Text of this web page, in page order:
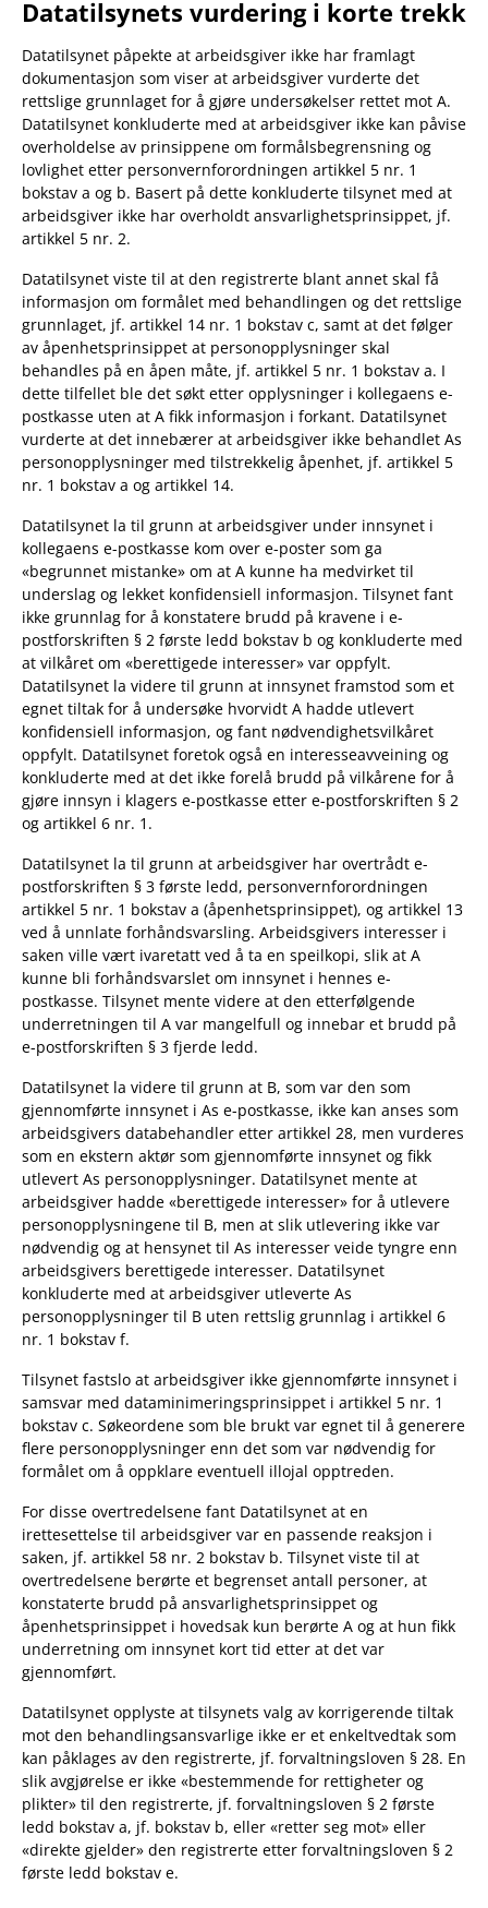
Datatilsynets vurdering i korte trekk
Datatilsynet påpekte at arbeidsgiver ikke har framlagt
dokumentasjon som viser at arbeidsgiver vurderte det
rettslige grunnlaget for å gjøre undersøkelser rettet mot A.
Datatilsynet konkluderte med at arbeidsgiver ikke kan påvise
overholdelse av prinsippene om formålsbegrensning og
lovlighet etter personvernforordningen artikkel 5 nr. 1
bokstav a og b. Basert på dette konkluderte tilsynet med at
arbeidsgiver ikke har overholdt ansvarlighetsprinsippet, jf.
artikkel 5 nr. 2.
Datatilsynet viste til at den registrerte blant annet skal få
informasjon om formålet med behandlingen og det rettslige
grunnlaget, jf. artikkel 14 nr. 1 bokstav c, samt at det følger
av åpenhetsprinsippet at personopplysninger skal
behandles på en åpen måte, jf. artikkel 5 nr. 1 bokstav a. I
dette tilfellet ble det søkt etter opplysninger i kollegaens e-
postkasse uten at A fikk informasjon i forkant. Datatilsynet
vurderte at det innebærer at arbeidsgiver ikke behandlet As
personopplysninger med tilstrekkelig åpenhet, jf. artikkel 5
nr. 1 bokstav a og artikkel 14.
Datatilsynet la til grunn at arbeidsgiver under innsynet i
kollegaens e-postkasse kom over e-poster som ga
«begrunnet mistanke» om at A kunne ha medvirket til
underslag og lekket konfidensiell informasjon. Tilsynet fant
ikke grunnlag for å konstatere brudd på kravene i e-
postforskriften § 2 første ledd bokstav b og konkluderte med
at vilkåret om «berettigede interesser» var oppfylt.
Datatilsynet la videre til grunn at innsynet framstod som et
egnet tiltak for å undersøke hvorvidt A hadde utlevert
konfidensiell informasjon, og fant nødvendighetsvilkåret
oppfylt. Datatilsynet foretok også en interesseavveining og
konkluderte med at det ikke forelå brudd på vilkårene for å
gjøre innsyn i klagers e-postkasse etter e-postforskriften § 2
og artikkel 6 nr. 1.
Datatilsynet la til grunn at arbeidsgiver har overtrådt e-
postforskriften § 3 første ledd, personvernforordningen
artikkel 5 nr. 1 bokstav a (åpenhetsprinsippet), og artikkel 13
ved å unnlate forhåndsvarsling. Arbeidsgivers interesser i
saken ville vært ivaretatt ved å ta en speilkopi, slik at A
kunne bli forhåndsvarslet om innsynet i hennes e-
postkasse. Tilsynet mente videre at den etterfølgende
underretningen til A var mangelfull og innebar et brudd på
e-postforskriften § 3 fjerde ledd.
Datatilsynet la videre til grunn at B, som var den som
gjennomførte innsynet i As e-postkasse, ikke kan anses som
arbeidsgivers databehandler etter artikkel 28, men vurderes
som en ekstern aktør som gjennomførte innsynet og fikk
utlevert As personopplysninger. Datatilsynet mente at
arbeidsgiver hadde «berettigede interesser» for å utlevere
personopplysningene til B, men at slik utlevering ikke var
nødvendig og at hensynet til As interesser veide tyngre enn
arbeidsgivers berettigede interesser. Datatilsynet
konkluderte med at arbeidsgiver utleverte As
personopplysninger til B uten rettslig grunnlag i artikkel 6
nr. 1 bokstav f.
Tilsynet fastslo at arbeidsgiver ikke gjennomførte innsynet i
samsvar med dataminimeringsprinsippet i artikkel 5 nr. 1
bokstav c. Søkeordene som ble brukt var egnet til å generere
flere personopplysninger enn det som var nødvendig for
formålet om å oppklare eventuell illojal opptreden.
For disse overtredelsene fant Datatilsynet at en
irettesettelse til arbeidsgiver var en passende reaksjon i
saken, jf. artikkel 58 nr. 2 bokstav b. Tilsynet viste til at
overtredelsene berørte et begrenset antall personer, at
konstaterte brudd på ansvarlighetsprinsippet og
åpenhetsprinsippet i hovedsak kun berørte A og at hun fikk
underretning om innsynet kort tid etter at det var
gjennomført.
Datatilsynet opplyste at tilsynets valg av korrigerende tiltak
mot den behandlingsansvarlige ikke er et enkeltvedtak som
kan påklages av den registrerte, jf. forvaltningsloven § 28. En
slik avgjørelse er ikke «bestemmende for rettigheter og
plikter» til den registrerte, jf. forvaltningsloven § 2 første
ledd bokstav a, jf. bokstav b, eller «retter seg mot» eller
«direkte gjelder» den registrerte etter forvaltningsloven § 2
første ledd bokstav e.